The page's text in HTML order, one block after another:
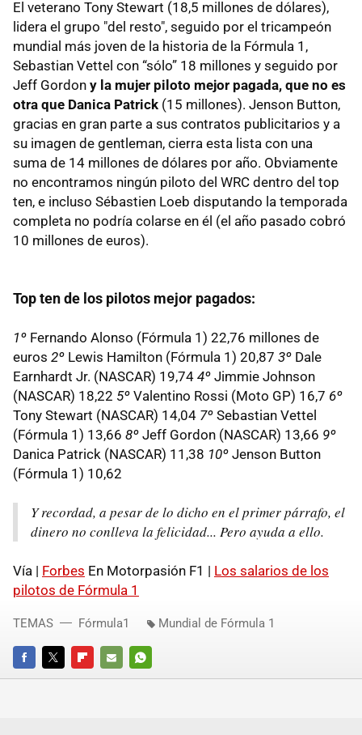
El veterano Tony Stewart (18,5 millones de dólares),
lidera el grupo "del resto", seguido por el tricampeón
mundial más joven de la historia de la Fórmula 1,
Sebastian Vettel con “sólo” 18 millones y seguido por
Jeff Gordon y la mujer piloto mejor pagada, que no es
otra que Danica Patrick (15 millones). Jenson Button,
gracias en gran parte a sus contratos publicitarios y a
su imagen de gentleman, cierra esta lista con una
suma de 14 millones de dólares por año. Obviamente
no encontramos ningún piloto del WRC dentro del top
ten, e incluso Sébastien Loeb disputando la temporada
completa no podría colarse en él (el año pasado cobró
10 millones de euros).
Top ten de los pilotos mejor pagados:
1º Fernando Alonso (Fórmula 1) 22,76 millones de
euros 2º Lewis Hamilton (Fórmula 1) 20,87 3º Dale
Earnhardt Jr. (NASCAR) 19,74 4º Jimmie Johnson
(NASCAR) 18,22 5º Valentino Rossi (Moto GP) 16,7 6º
Tony Stewart (NASCAR) 14,04 7º Sebastian Vettel
(Fórmula 1) 13,66 8º Jeff Gordon (NASCAR) 13,66 9º
Danica Patrick (NASCAR) 11,38 10º Jenson Button
(Fórmula 1) 10,62
Y recordad, a pesar de lo dicho en el primer párrafo, el
dinero no conlleva la felicidad... Pero ayuda a ello.
Vía | Forbes En Motorpasión F1 | Los salarios de los
pilotos de Fórmula 1
FACEBOOKTWITTERFLIPBOARD
E-
WHATSAPP
TEMAS Fórmula1 Mundial de Fórmula 1